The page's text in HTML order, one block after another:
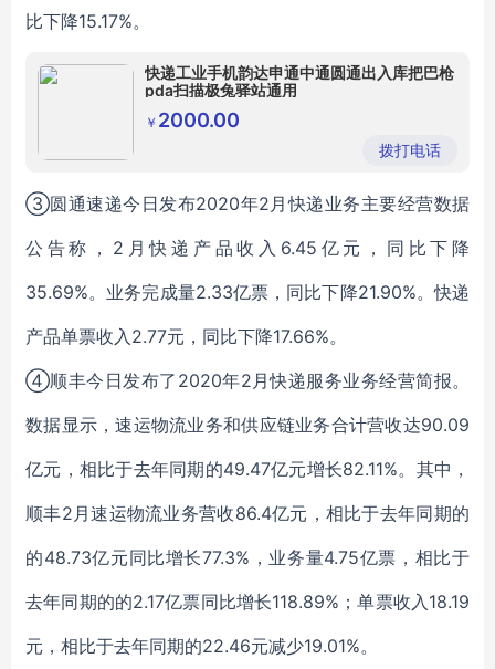
比下降15.17%。
快递工业手机韵达申通中通圆通出入库把巴枪
pda扫描极兔驿站通用
￥ 2000.00
拨打电话
③圆通速递今日发布2020年2月快递业务主要经营数据
公告称，2月快递产品收入6.45亿元，同比下降
35.69%。业务完成量2.33亿票，同比下降21.90%。快递
产品单票收入2.77元，同比下降17.66%。
④顺丰今日发布了2020年2月快递服务业务经营简报。
数据显示，速运物流业务和供应链业务合计营收达90.09
亿元，相比于去年同期的49.47亿元增长82.11%。其中，
顺丰2月速运物流业务营收86.4亿元，相比于去年同期的
的48.73亿元同比增长77.3%，业务量4.75亿票，相比于
去年同期的的2.17亿票同比增长118.89%；单票收入18.19
元，相比于去年同期的22.46元减少19.01%。